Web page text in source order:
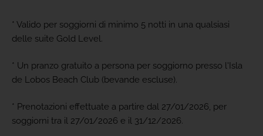
* Valido per soggiorni di minimo 5 notti in una qualsiasi
delle suite Gold Level.
* Un pranzo gratuito a persona per soggiorno presso l'Isla
de Lobos Beach Club (bevande escluse).
* Prenotazioni effettuate a partire dal 27/01/2026, per
soggiorni tra il 27/01/2026 e il 31/12/2026.